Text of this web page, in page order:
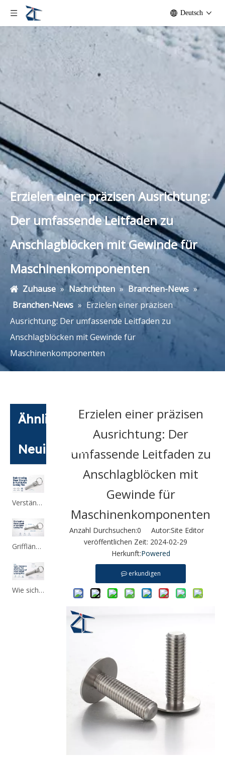
Deutsch
Erzielen einer präzisen Ausrichtung:
Der umfassende Leitfaden zu
Anschlagblöcken mit Gewinde für
Maschinenkomponenten
Zuhause » Nachrichten » Branchen-News »
Branchen-News » Erzielen einer präzisen
Ausrichtung: Der umfassende Leitfaden zu
Anschlagblöcken mit Gewinde für
Maschinenkomponenten
Ähnliche
Neuigkeiten
Verständnis der Scherfestigkeit von Druckknopf-Sicherungsstiften
Grifflänge im Vergleich zur Gesamtlänge bei Druckknopf-Verriegelungsstiften
Wie sich die Lochtoleranz auf die Leistung von Druckknopf-Sicherungsstiften auswirkt
Erzielen einer präzisen
Ausrichtung: Der
umfassende Leitfaden zu
Anschlagblöcken mit
Gewinde für
Maschinenkomponenten
Anzahl Durchsuchen:0 Autor:Site Editor
veröffentlichen Zeit: 2024-02-29
Herkunft:Powered
erkundigen